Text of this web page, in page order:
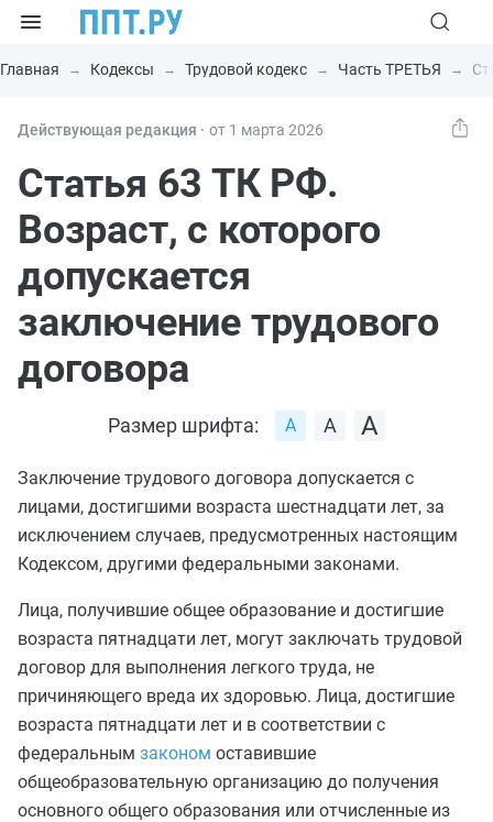
Главная Кодексы Трудовой кодекс Часть ТРЕТЬЯ
Действующая редакция ⸱ от 1 марта 2026
Статья 63 ТК РФ.
Возраст, с которого
допускается
заключение трудового
договора
Размер шрифта:
Заключение трудового договора допускается с
лицами, достигшими возраста шестнадцати лет, за
исключением случаев, предусмотренных настоящим
Кодексом, другими федеральными законами.
Лица, получившие общее образование и достигшие
возраста пятнадцати лет, могут заключать трудовой
договор для выполнения легкого труда, не
причиняющего вреда их здоровью. Лица, достигшие
возраста пятнадцати лет и в соответствии с
федеральным законом оставившие
общеобразовательную организацию до получения
основного общего образования или отчисленные из